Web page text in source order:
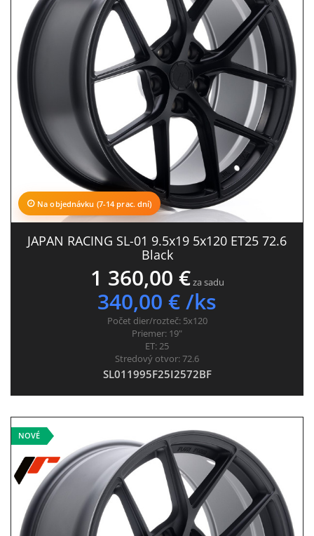
Na objednávku (7-14 prac. dní)
JAPAN RACING SL-01 9.5x19 5x120 ET25 72.6
Black
1 360,00 €za sadu
340,00 € /ks
Počet dier/rozteč: 5x120
Priemer: 19"
ET:25
Stredový otvor:72.6
SL011995F25I2572BF
NOVÉ